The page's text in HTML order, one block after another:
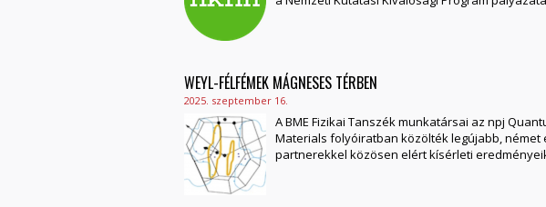
WEYL-FÉLFÉMEK MÁGNESES TÉRBEN
2025. szeptember 16.
A BME Fizikai Tanszék munkatársai az npj
Materials folyóiratban közölték legújabb, német
partnerekkel közösen elért kísérleti